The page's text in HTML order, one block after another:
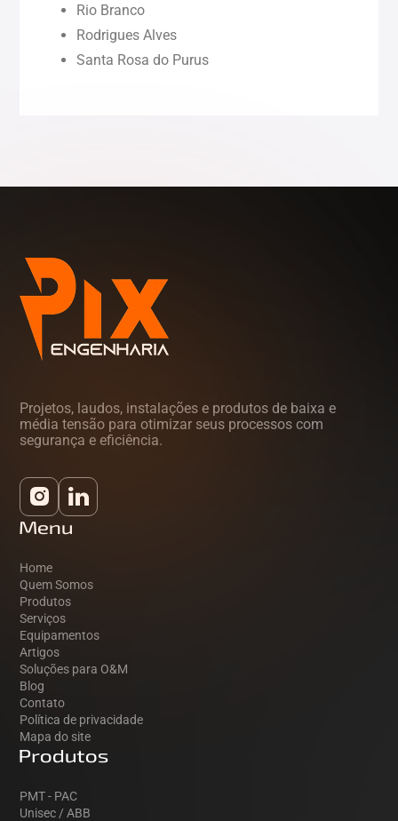
Roraima (RR)
Rio Branco
Rodrigues Alves
Santa Rosa do Purus
Projetos, laudos, instalações e produtos de baixa e
média tensão para otimizar seus processos com
segurança e eficiência.
Menu
Home
Quem Somos
Produtos
Serviços
Equipamentos
Artigos
Soluções para O&M
Blog
Contato
Política de privacidade
Mapa do site
Produtos
PMT - PAC
Unisec / ABB